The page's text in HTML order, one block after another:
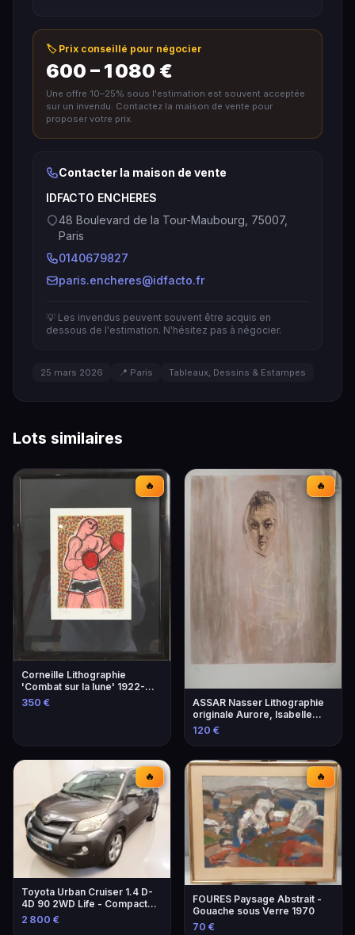
🏷️ Prix conseillé pour négocier
600 – 1 080 €
Une offre 10–25% sous l'estimation est souvent acceptée
sur un invendu. Contactez la maison de vente pour
proposer votre prix.
Contacter la maison de vente
IDFACTO ENCHERES
48 Boulevard de la Tour-Maubourg, 75007,
Paris
0140679827
paris.encheres@idfacto.fr
💡 Les invendus peuvent souvent être acquis en
dessous de l'estimation. N'hésitez pas à négocier.
25 mars 2026 📍 Paris Tableaux, Dessins & Estampes
Lots similaires
🔥
Corneille Lithographie
'Combat sur la lune' 1922-
2010
350 €
🔥
ASSAR Nasser Lithographie
originale Aurore, Isabelle
1979
120 €
🔥
Toyota Urban Cruiser 1.4 D-
4D 90 2WD Life - Compacte
et Économique
2 800 €
🔥
FOURES Paysage Abstrait -
Gouache sous Verre 1970
70 €